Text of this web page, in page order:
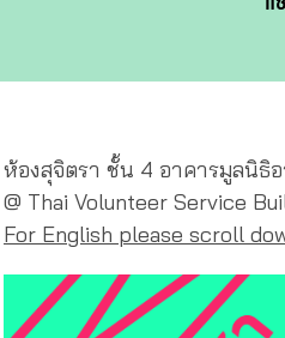
ห้องสุจิตรา ชั้น 4 อาคารมูลนิธิ
@ Thai Volunteer Service
For English please scroll